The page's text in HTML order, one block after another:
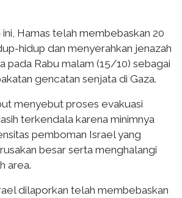
Hamas telah membebaskan 20
hidup dan menyerahkan jenazah
pada Rabu malam (15/10) sebagai
gencatan senjata di Gaza.
menyebut proses evakuasi
terkendala karena minimnya
pemboman Israel yang
besar serta menghalangi
area.
dilaporkan telah membebaskan